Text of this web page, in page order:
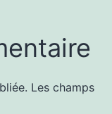
Les champs